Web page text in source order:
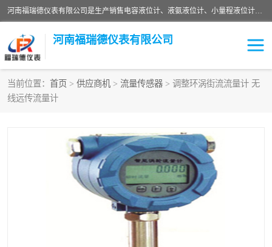
河南福瑞德仪表有限公司是生产销售电容液位计、液氨液位计、小量程液位计定制、智能锅炉水位计、液氮液位计等；并在产品开发、研制的过程中，吸取国内外仪器仪表的技术精华，建立了一支高、精、尖的科研开发队伍，使产品性能不断升级。
河南福瑞德仪表有限公司
当前位置： 首页 > 供应商机 > 流量传感器 > 调整环涡街流流量计 无
线远传流量计
液位计
流量传感器
液氮液位计
液位计传感器定制
物位计